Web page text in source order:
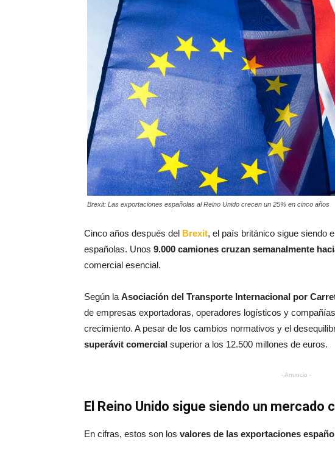
Brexit: Las exportaciones españolas al Reino Unido crecen un 25% en cinco años
Cinco años después del Brexit, el país británico sigue siendo
españolas. Unos 9.000 camiones cruzan semanalmente
comercial esencial.
Según la Asociación del Transporte Internacional por
de empresas exportadoras, operadores logísticos y
crecimiento. A pesar de los cambios normativos y el
superávit comercial superior a los 12.500 millones de euros.
- Anuncio -
El Reino Unido sigue siendo un mercado
En cifras, estos son los valores de las exportaciones